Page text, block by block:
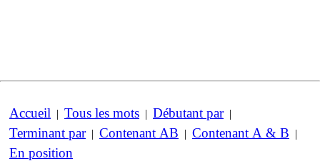
Accueil | Tous les mots | Débutant par|
Terminant par| Contenant AB | Contenant A & B |
En position